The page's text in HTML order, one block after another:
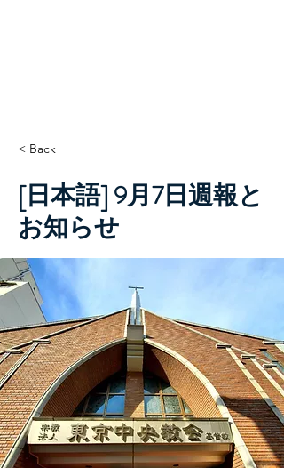
< Back
[日本語] 9月7日週報と
お知らせ